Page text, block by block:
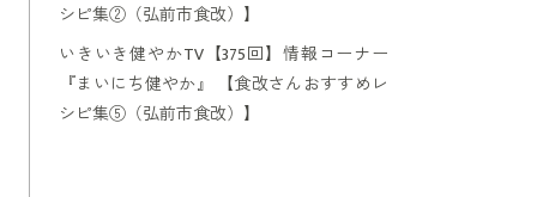
シピ集②（弘前市食改）】
いきいき健やかTV【375回】情報コーナー
『まいにち健やか』 【食改さんおすすめレ
シピ集⑤（弘前市食改）】